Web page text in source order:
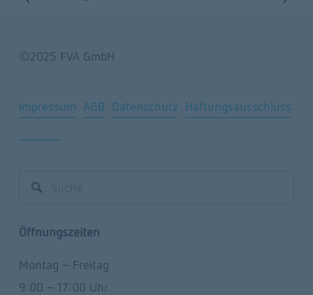
ü
k
r
©2025 FVA GmbH
Impressum AGB Datenschutz
Haftungsausschluss
Öffnungszeiten
Montag – Freitag
9:00 – 17:00 Uhr